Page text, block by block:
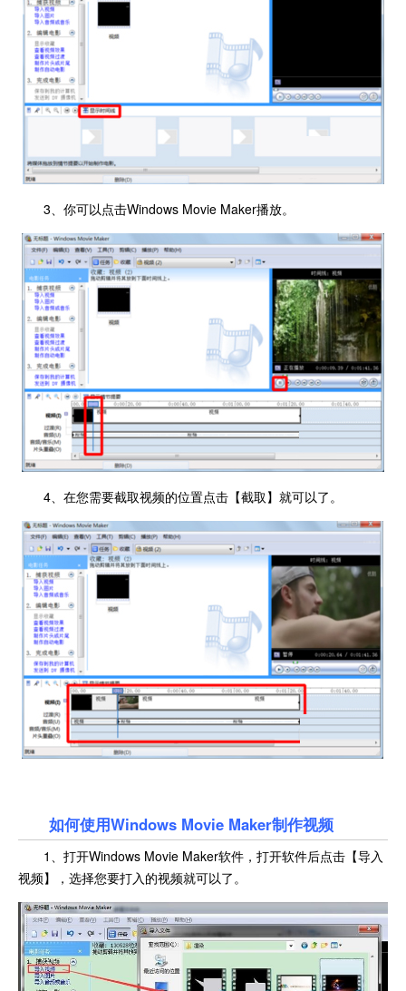
3、你可以点击Windows Movie Maker播放。
4、在您需要截取视频的位置点击【截取】就可以了。
如何使用Windows Movie Maker制作视频
1、打开Windows Movie Maker软件，打开软件后点击【导入
视频】，选择您要打入的视频就可以了。